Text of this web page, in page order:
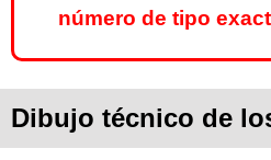
número de tipo
Dibujo técnico de